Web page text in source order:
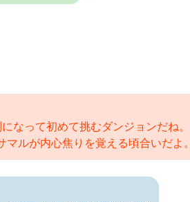
なって初めて挑むダンジョンだね。
マルが内心焦りを覚える頃合いだよ